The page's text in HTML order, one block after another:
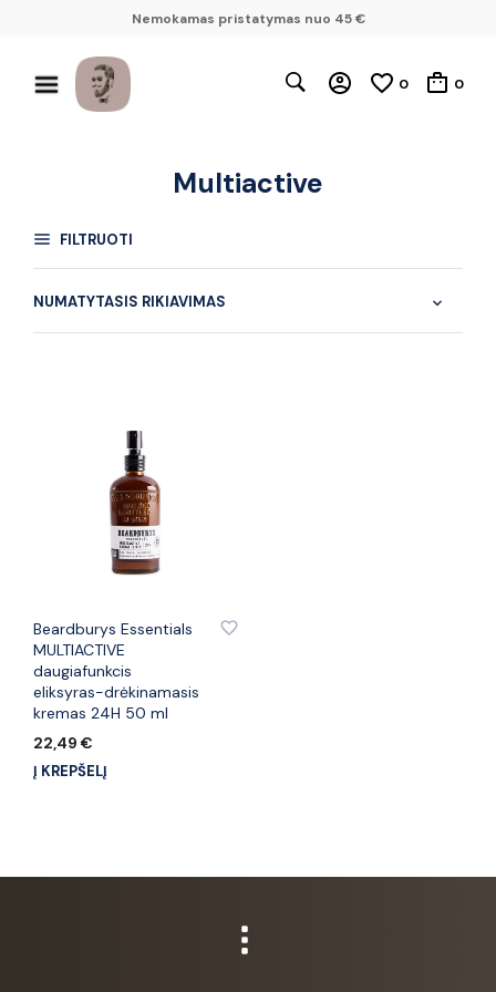
Nemokamas pristatymas nuo 45 €
0 0
Multiactive
FILTRUOTI
Beardburys Essentials
MULTIACTIVE
daugiafunkcis
eliksyras-drėkinamasis
kremas 24H 50 ml
22,49 €
Į KREPŠELĮ